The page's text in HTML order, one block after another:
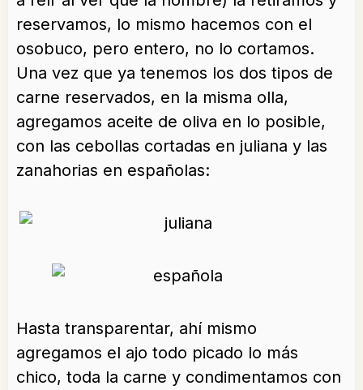
reservamos, lo mismo hacemos con el
osobuco, pero entero, no lo cortamos.
Una vez que ya tenemos los dos tipos de
carne reservados, en la misma olla,
agregamos aceite de oliva en lo posible,
con las cebollas cortadas en juliana y las
zanahorias en españolas:
Hasta transparentar, ahí mismo
agregamos el ajo todo picado lo más
chico, toda la carne y condimentamos con